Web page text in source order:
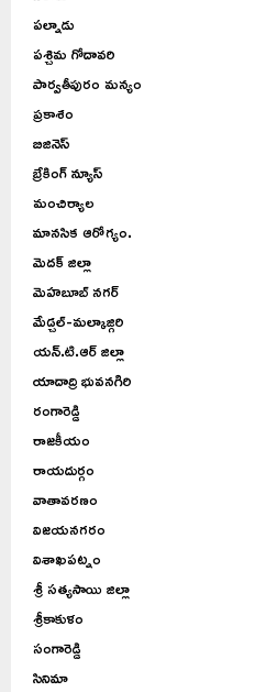
పల్నాడు
పశ్చిమ గోదావరి
పార్వతీపురం మన్యం
ప్రకాశం
బిజినెస్
బ్రేకింగ్ న్యూస్
మంచిర్యాల
మానసిక ఆరోగ్యం.
మెదక్ జిల్లా
మెహబూబ్ నగర్
మేడ్చల్-మల్కాజ్గిరి
యన్.టి.ఆర్ జిల్లా
యాదాద్రి భువనగిరి
రంగారెడ్డి
రాజకీయం
రాయదుర్గం
వాతావరణం
విజయనగరం
విశాఖపట్నం
శ్రీ సత్యసాయి జిల్లా
శ్రీకాకుళం
సంగారెడ్డి
సినిమా